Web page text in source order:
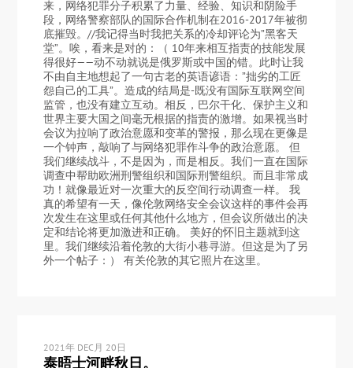
来，网络犯罪分子积累了力量、经验、知识和阴险手
段，网络警察部队的国际合作机制在2016-2017年被彻
底摧毁。//我记得当时我把关系的冷却评论为”黑客天
堂”。唉，看来是对的：（ 10年来相互指责的技能发展
得很好——动不动就说是俄罗斯或中国的错。此时让我
不由自主地想起了一句古老的英语谚语：”拙劣的工匠
怨自己的工具”。造成的结局是-既没有国际互联网空间
监管，也没有建立互动。相反，巴尔干化、保护主义和
世界主要大国之间毫无根据的指责的激增。如果视当时
会议为拉响了政治意愿和变革的警报，那么现在更像是
一个钟声，敲响了与网络犯罪作斗争的政治意愿。 但
我们继续战斗，不是因为，而是相反。我们一直在国际
调查中帮助欧洲刑警组织和国际刑警组织。而且非常成
功！就像最近对一次重大的反空间行动调查一样。 我
真的希望有一天，像伦敦网络安全会议这样的事件会再
次发生在这里或任何其他什么地方，但会议所做出的决
定和结论将更加激进和正确。 美好的怀旧主题就到这
里。我们继续沿着伦敦的大街小巷寻游。但这是为了另
外一个帖子：） 有关伦敦的其它照片在这里。
2021年 DEC月 20日
泰晤士河畔秋日。